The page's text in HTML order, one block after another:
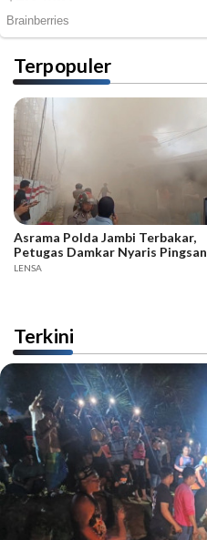
Terpopuler
Asrama Polda Jambi Terbakar,
Petugas Damkar Nyaris Pingsan
LENSA
Terkini